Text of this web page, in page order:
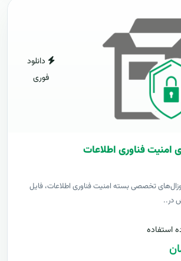
دانلود
فوری
امنیت فناوری اطلاعات
تخصصی بسته امنیت فناوری اطلاعات، فایل
در..
استفاده